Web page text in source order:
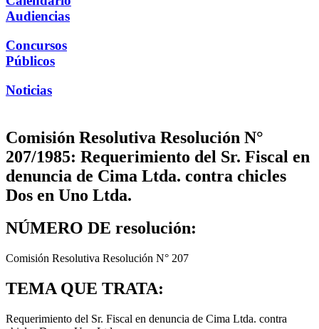
Audiencias
Concursos
Públicos
Noticias
Comisión Resolutiva Resolución N°
207/1985: Requerimiento del Sr. Fiscal en
denuncia de Cima Ltda. contra chicles
Dos en Uno Ltda.
NÚMERO DE resolución:
Comisión Resolutiva Resolución N° 207
TEMA QUE TRATA:
Requerimiento del Sr. Fiscal en denuncia de Cima Ltda. contra